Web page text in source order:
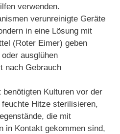
verwenden.
verunreinigte Geräte
in eine Lösung mit
(Roter Eimer) geben
ausglühen
nach Gebrauch
benötigten Kulturen vor der
feuchte Hitze sterilisieren,
die mit
in Kontakt gekommen sind,